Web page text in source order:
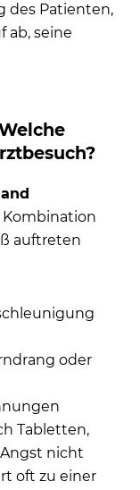
des Patienten,
ab, seine
Kombination
auftreten
oder
Tabletten,
nicht
oft zu einer